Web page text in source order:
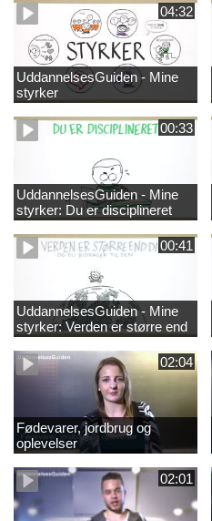
04:32
UddannelsesGuiden - Mine
styrker
00:33
UddannelsesGuiden - Mine
styrker: Du er disciplineret
00:41
UddannelsesGuiden - Mine
styrker: Verden er større end
dig og du bidrager til den
02:04
Fødevarer, jordbrug og
oplevelser
02:01